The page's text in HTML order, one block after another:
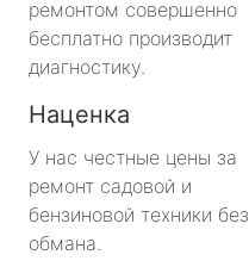
ремонтом совершенно
бесплатно производит
диагностику.
Наценка
У нас честные цены за
ремонт садовой и
бензиновой техники без
обмана.